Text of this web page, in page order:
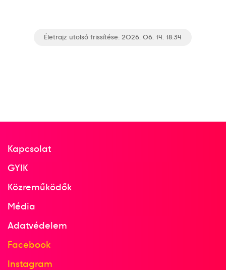
Életrajz utolsó frissítése: 2026. 06. 14. 18:34
Kapcsolat
GYIK
Közreműködők
Média
Adatvédelem
Facebook
Instagram